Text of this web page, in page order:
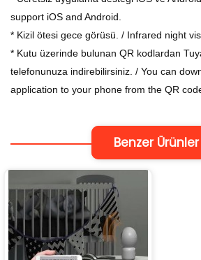
support iOS and Android.
* Kizil ötesi gece görüsü. / Infrared night
* Kutu üzerinde bulunan QR kodlardan
telefonunuza indirebilirsiniz. / You can
application to your phone from the QR
Benzer Ürünler